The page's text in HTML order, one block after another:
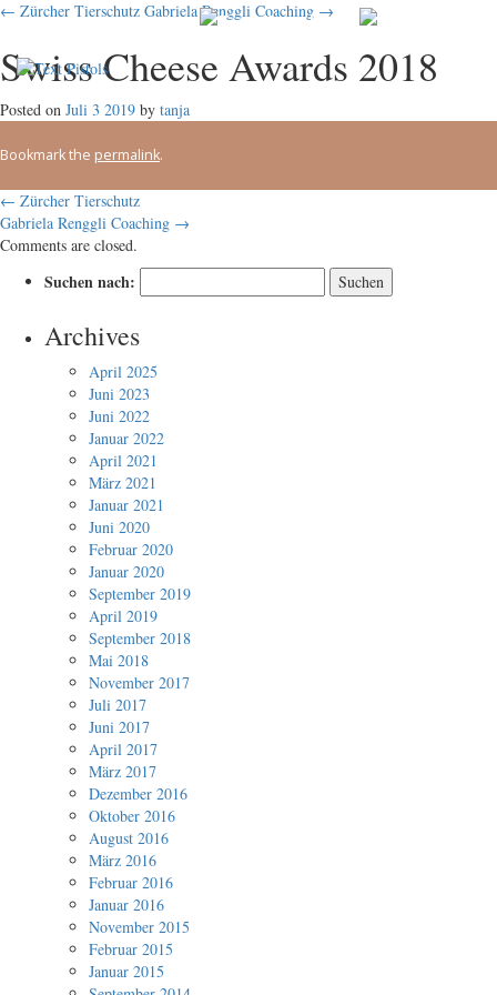
was wir gerne
← Zürcher Tierschutz Gabriela Renggli Coaching →
Swiss Cheese Awards 2018
Posted on Juli 3 2019 by tanja
Bookmark the permalink.
← Zürcher Tierschutz
Gabriela Renggli Coaching →
Comments are closed.
Suchen nach:
Archives
April 2025
Juni 2023
Juni 2022
Januar 2022
April 2021
März 2021
Januar 2021
Juni 2020
Februar 2020
Januar 2020
September 2019
April 2019
September 2018
Mai 2018
November 2017
Juli 2017
Juni 2017
April 2017
März 2017
Dezember 2016
Oktober 2016
August 2016
März 2016
Februar 2016
Januar 2016
November 2015
Februar 2015
Januar 2015